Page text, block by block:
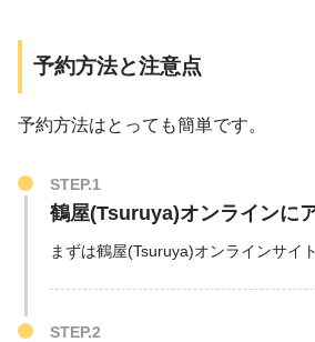
予約方法と注意点
予約方法はとっても簡単です。
STEP.1
鶴屋(Tsuruya)オンラインに
まずは鶴屋(Tsuruya)オンラインサイ
STEP.2